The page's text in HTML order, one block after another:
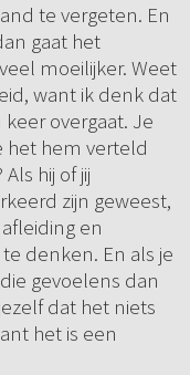
te vergeten. En
gaat het
moeilijker. Weet
want ik denk dat
overgaat. Je
het hem verteld
hij of jij
zijn geweest,
en
denken. En als je
gevoelens dan
dat het niets
het is een